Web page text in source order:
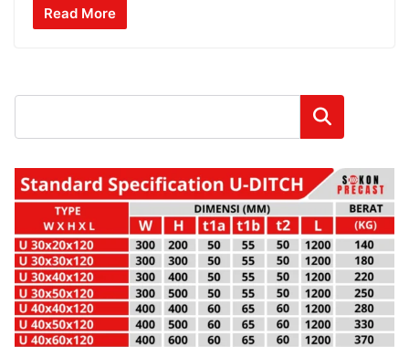
Read More
Cari